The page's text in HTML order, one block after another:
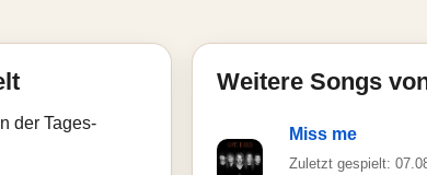
der Tages-
Weitere Songs
Miss me
Zuletzt gespielt: